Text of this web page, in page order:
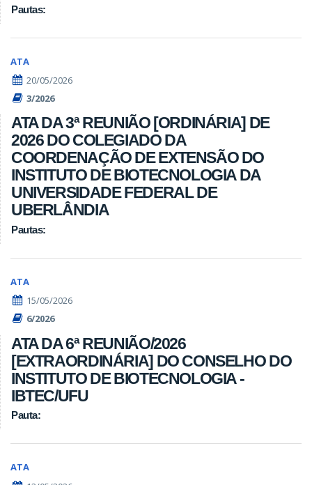
Pautas:
ATA
20/05/2026
3/2026
ATA DA 3ª REUNIÃO [ORDINÁRIA] DE
2026 DO COLEGIADO DA
COORDENAÇÃO DE EXTENSÃO DO
INSTITUTO DE BIOTECNOLOGIA DA
UNIVERSIDADE FEDERAL DE
UBERLÂNDIA
Pautas:
ATA
15/05/2026
6/2026
ATA DA 6ª REUNIÃO/2026
[EXTRAORDINÁRIA] DO CONSELHO DO
INSTITUTO DE BIOTECNOLOGIA -
IBTEC/UFU
Pauta:
ATA